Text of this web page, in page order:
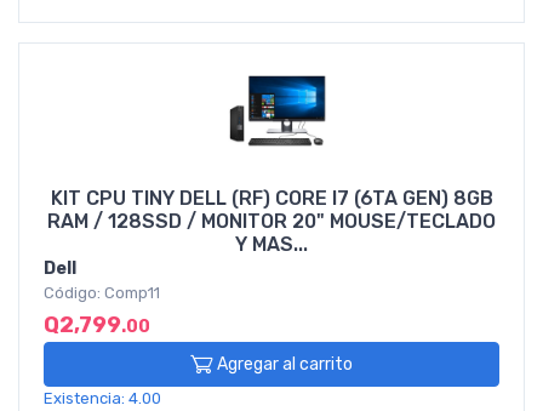
KIT CPU TINY DELL (RF) CORE I7 (6TA GEN) 8GB
RAM / 128SSD / MONITOR 20" MOUSE/TECLADO
Y MAS...
Dell
Código: Comp11
Q2,799.00
Agregar al carrito
Existencia: 4.00